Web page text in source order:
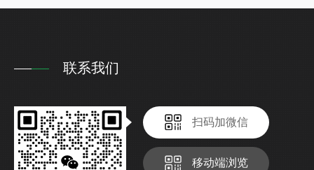
联系我们
扫码加微信
移动端浏览